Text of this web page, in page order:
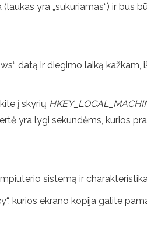
yra „sukuriamas“) ir
datą ir diegimo laiką
į skyrių
yra lygi sekundėms, kurios
sistemą ir
kurios ekrano kopija galite